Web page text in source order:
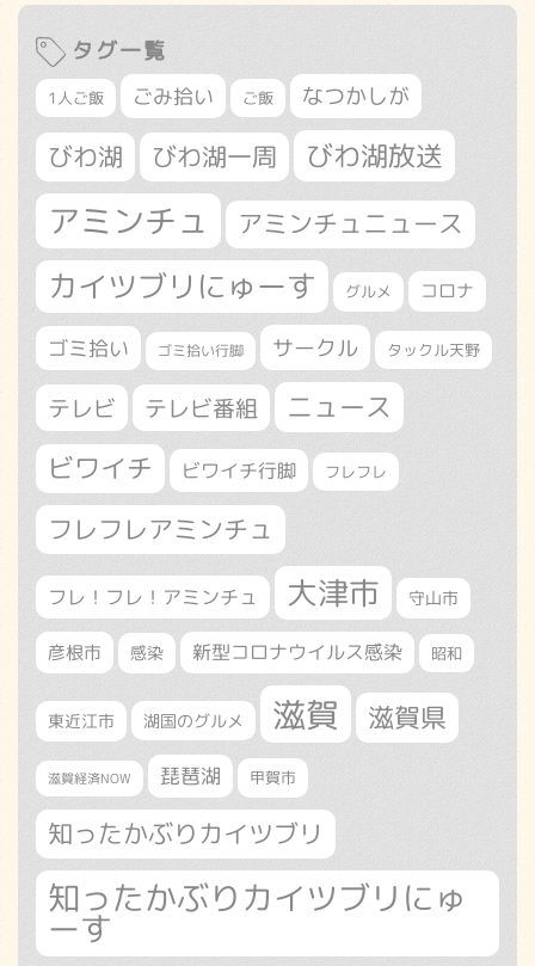
タグ一覧
1人ご飯 ごみ拾い ご飯 なつかしが
びわ湖 びわ湖一周 びわ湖放送
アミンチュ アミンチュニュース
カイツブリにゅーす グルメ コロナ
ゴミ拾い ゴミ拾い行脚 サークル タックル天野
テレビ テレビ番組 ニュース
ビワイチ ビワイチ行脚 フレフレ
フレフレアミンチュ
フレ！フレ！アミンチュ 大津市 守山市
彦根市 感染 新型コロナウイルス感染 昭和
東近江市 湖国のグルメ 滋賀 滋賀県
滋賀経済NOW 琵琶湖 甲賀市
知ったかぶりカイツブリ
知ったかぶりカイツブリにゅ
ーす